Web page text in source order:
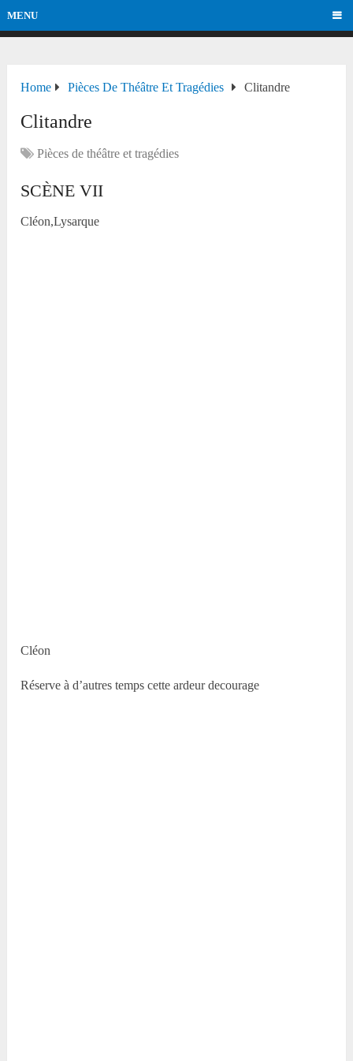
MENU
Home Pièces De Théâtre Et Tragédies Clitandre
Clitandre
Pièces de théâtre et tragédies
SCÈNE VII
Cléon,Lysarque
Cléon
Réserve à d’autres temps cette ardeur decourage